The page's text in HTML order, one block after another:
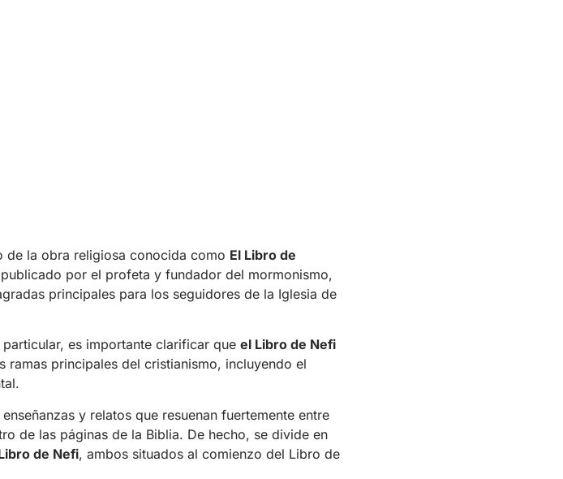
de la obra religiosa conocida como El Libro de
por el profeta y fundador del mormonismo,
principales para los seguidores de la Iglesia de
es importante clarificar que el Libro de Nefi
ramas principales del cristianismo, incluyendo el
y relatos que resuenan fuertemente entre
de las páginas de la Biblia. De hecho, se divide en
de Nefi, ambos situados al comienzo del Libro de